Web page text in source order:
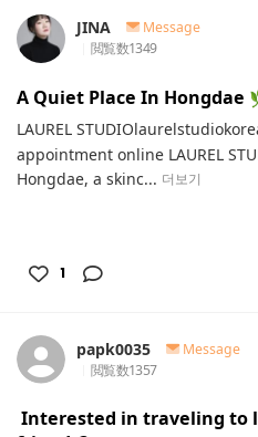
JINA
Message
閲覧数1349
A Quiet Place In Hongdae
LAUREL
appointment online LAUREL
Hongdae, a skinc... 더보기
1
papk0035
Message
閲覧数1357
Interested in traveling to